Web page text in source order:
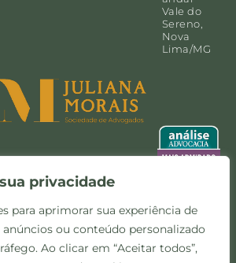
privacidade
para aprimorar sua experiência de
anúncios ou conteúdo personalizado
Ao clicar em “Aceitar todos”,
Vale do
Sereno,
Nova
Lima/MG
©Copyright 2024 -
Todos os direitos
reservados.
Site desenvolvido pela
Otimize Comunicação